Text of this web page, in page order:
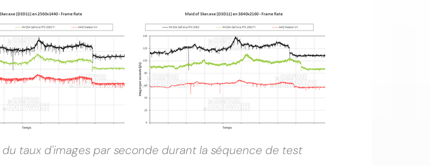
du taux d'images par seconde durant la séquence de test